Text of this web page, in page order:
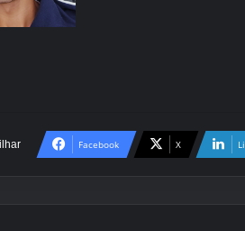
Facebook X